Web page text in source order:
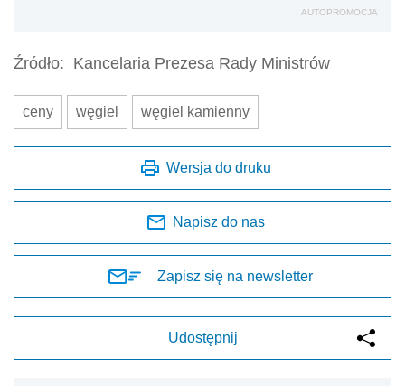
AUTOPROMOCJA
Źródło: Kancelaria Prezesa Rady Ministrów
ceny węgiel węgiel kamienny
Wersja do druku
Napisz do nas
Zapisz się na newsletter
Udostępnij